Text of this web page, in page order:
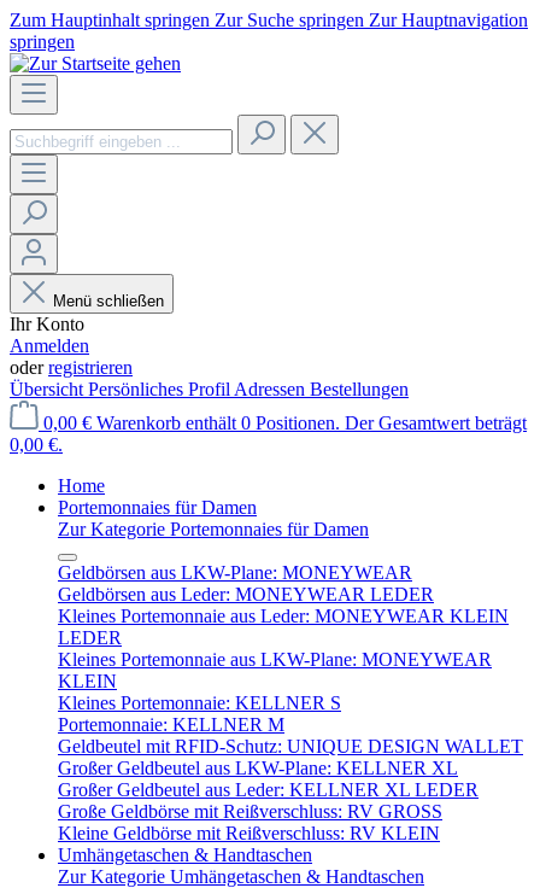
Zum Hauptinhalt springen Zur Suche springen Zur Hauptnavigation
springen
Menü schließen
Ihr Konto
Anmelden
oderregistrieren
Übersicht Persönliches Profil Adressen Bestellungen
0,00 € Warenkorb enthält 0 Positionen. Der Gesamtwert beträgt
0,00 €.
Home
Portemonnaies für Damen
Zur Kategorie Portemonnaies für Damen
Geldbörsen aus LKW-Plane: MONEYWEAR
Geldbörsen aus Leder: MONEYWEAR LEDER
Kleines Portemonnaie aus Leder: MONEYWEAR KLEIN
LEDER
Kleines Portemonnaie aus LKW-Plane: MONEYWEAR
KLEIN
Kleines Portemonnaie: KELLNER S
Portemonnaie: KELLNER M
Geldbeutel mit RFID-Schutz: UNIQUE DESIGN WALLET
Großer Geldbeutel aus LKW-Plane: KELLNER XL
Großer Geldbeutel aus Leder: KELLNER XL LEDER
Große Geldbörse mit Reißverschluss: RV GROSS
Kleine Geldbörse mit Reißverschluss: RV KLEIN
Umhängetaschen & Handtaschen
Zur Kategorie Umhängetaschen & Handtaschen